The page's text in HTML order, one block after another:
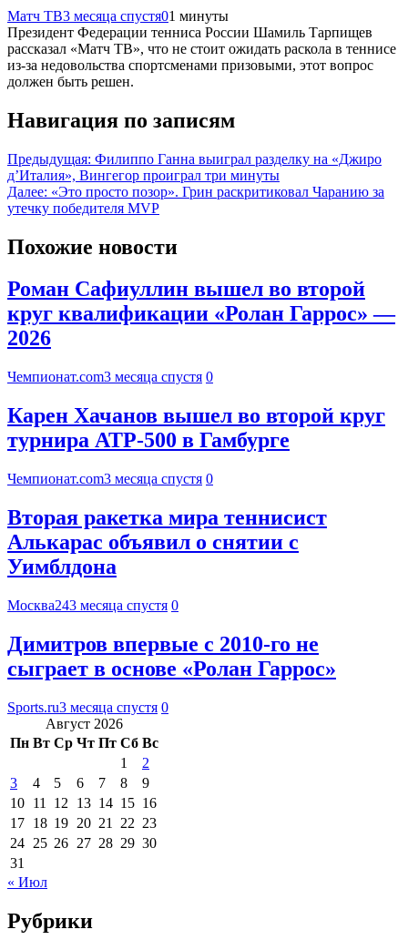
Матч ТВ3 месяца спустя01 минуты
Президент Федерации тенниса России Шамиль Тарпищев
рассказал «Матч ТВ», что не стоит ожидать раскола в теннисе
из‑за недовольства спортсменами призовыми, этот вопрос
должен быть решен.
Навигация по записям
Предыдущая: Филиппо Ганна выиграл разделку на «Джиро
д’Италия», Вингегор проиграл три минуты
Далее: «Это просто позор». Грин раскритиковал Чаранию за
утечку победителя MVP
Похожие новости
Роман Сафиуллин вышел во второй
круг квалификации «Ролан Гаррос» —
2026
Чемпионат.com3 месяца спустя 0
Карен Хачанов вышел во второй круг
турнира ATP-500 в Гамбурге
Чемпионат.com3 месяца спустя 0
Вторая ракетка мира теннисист
Алькарас объявил о снятии с
Уимблдона
Москва243 месяца спустя 0
Димитров впервые с 2010-го не
сыграет в основе «Ролан Гаррос»
Sports.ru3 месяца спустя 0
Август 2026
Пн Вт Ср Чт Пт Сб Вс
1
2
3
4 5 6 7 8
9
10 11 12 13 14 15 16
17 18 19 20 21 22 23
24 25 26 27 28 29 30
31
« Июл
Рубрики